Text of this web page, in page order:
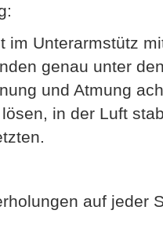
im Unterarmstütz
genau unter
und Atmung
in der Luft
auf jeder